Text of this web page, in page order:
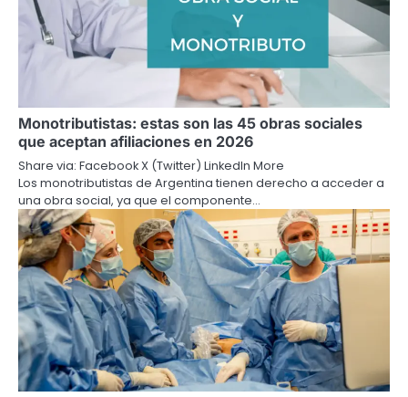
Monotributistas: estas son las 45 obras sociales
que aceptan afiliaciones en 2026
Share via: Facebook X (Twitter) LinkedIn More
Los monotributistas de Argentina tienen derecho a acceder a
una obra social, ya que el componente…